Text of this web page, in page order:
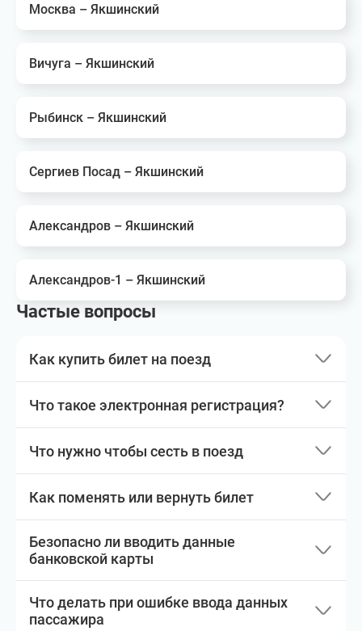
Москва – Якшинский
Вичуга – Якшинский
Рыбинск – Якшинский
Сергиев Посад – Якшинский
Александров – Якшинский
Александров-1 – Якшинский
Частые вопросы
Как купить билет на поезд
Что такое электронная регистрация?
Что нужно чтобы сесть в поезд
Как поменять или вернуть билет
Безопасно ли вводить данные
банковской карты
Что делать при ошибке ввода данных
пассажира